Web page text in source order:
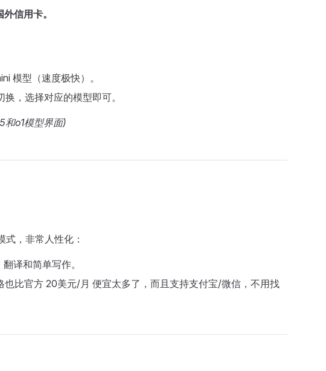
信用卡。
模型（速度极快）。
，选择对应的模型即可。
o1模型界面)
，非常人性化：
译和简单写作。
也比官方 20美元/月 便宜太多了，而且支持支付宝/微信，不用找